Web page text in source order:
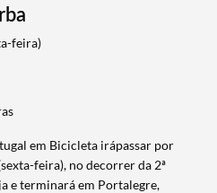
feira​)
em Bicicleta irápassar por
feira), no decorrer da 2ª
e terminará em Portalegre​,